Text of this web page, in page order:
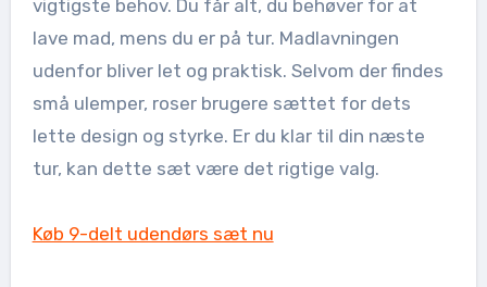
vigtigste behov. Du får alt, du behøver for at
lave mad, mens du er på tur. Madlavningen
udenfor bliver let og praktisk. Selvom der findes
små ulemper, roser brugere sættet for dets
lette design og styrke. Er du klar til din næste
tur, kan dette sæt være det rigtige valg.
Køb 9-delt udendørs sæt nu